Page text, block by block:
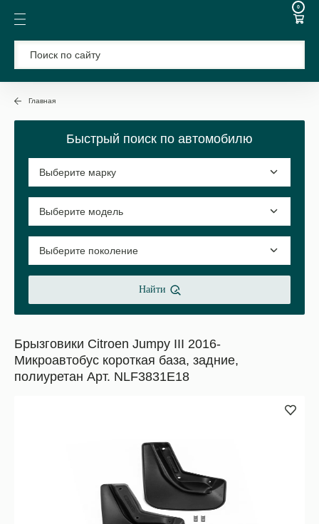
0
Главная
Быстрый поиск по автомобилю
Найти
Брызговики Citroen Jumpy III 2016-
Микроавтобус короткая база, задние,
полиуретан Арт. NLF3831E18